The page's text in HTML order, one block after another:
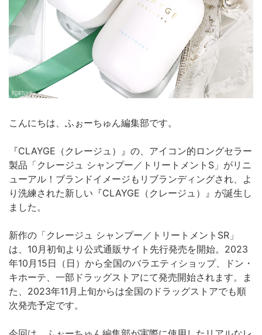
こんにちは、ふぉーちゅん編集部です。
『CLAYGE（クレージュ）』の、アイコン的ロングセラー
製品「クレージュ シャンプー／トリートメントS」がリニ
ューアル！ブランドイメージもリブランディングされ、よ
り洗練された新しい『CLAYGE（クレージュ）』が誕生し
ました。
新作の「クレージュ シャンプー／トリートメントSR」
は、10月初旬より公式通販サイト先行発売を開始。2023
年10月15日（日）から全国のバラエティショップ、ドン・
キホーテ、一部ドラッグストアにて発売開始されます。ま
た、2023年11月上旬からは全国のドラッグストアでも順
次発売予定です。